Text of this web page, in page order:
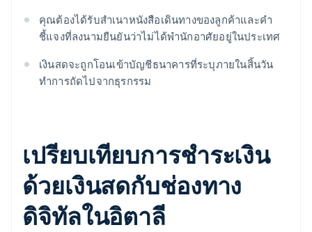
คุณต้องได้รับสำเนาหนังสือเดินทางของลูกค้าและคำ
ชี้แจงที่ลงนามยืนยันว่าไม่ได้พำนักอาศัยอยู่ในประเทศ
เงินสดจะถูกโอนเข้าบัญชีธนาคารที่ระบุภายในสิ้นวัน
ทำการถัดไปจากธุรกรรม
เปรียบเทียบการชำระเงิน
ด้วยเงินสดกับช่องทาง
ดิจิทัลในอิตาลี